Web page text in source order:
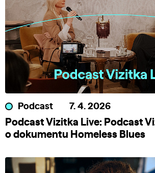
Podcast 7. 4. 2026
Podcast Vizitka Live: Podcast
o dokumentu Homeless Blues